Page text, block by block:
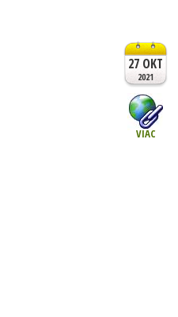
27 OKT
2021
VIAC